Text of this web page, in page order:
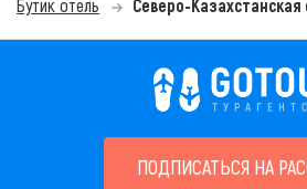
Боровое, Горячие источники и другие.
можетевоспользоваться услугами
квалифицированных турагентовдля
бронирования своего отдыха. Мы
Всю красоту, историю и глубину
Бутик отель
Северо-Казахстанская
ПОДПИСАТЬСЯ НА